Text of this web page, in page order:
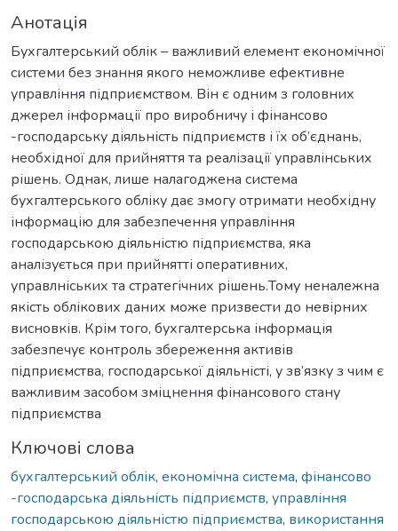
Анотація
Бухгалтерський облік – важливий елемент економічної
системи без знання якого неможливе ефективне
управління підприємством. Він є одним з головних
джерел інформації про виробничу і фінансово
-господарську діяльність підприємств і їх об’єднань,
необхідної для прийняття та реалізації управлінських
рішень. Однак, лише налагоджена система
бухгалтерського обліку дає змогу отримати необхідну
інформацію для забезпечення управління
господарською діяльністю підприємства, яка
аналізується при прийнятті оперативних,
управлніських та стратегічних рішень.Тому неналежна
якість облікових даних може призвести до невірних
висновків. Крім того, бухгалтерська інформація
забезпечує контроль збереження активів
підприємства, господарської діяльністі, у зв’язку з чим є
важливим засобом зміцнення фінансового стану
підприємства
Ключові слова
бухгалтерський облік, економічна система, фінансово
-господарська діяльність підприємств, управління
господарською діяльністю підприємства, використання